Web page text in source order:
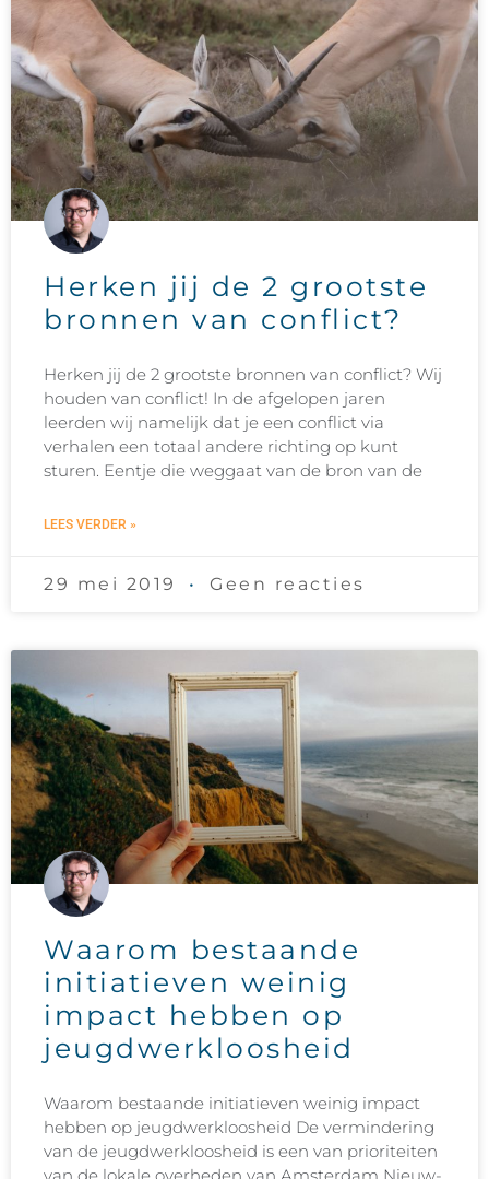
Herken jij de 2 grootste
bronnen van conflict?
Herken jij de 2 grootste bronnen van conflict? Wij
houden van conflict! In de afgelopen jaren
leerden wij namelijk dat je een conflict via
verhalen een totaal andere richting op kunt
sturen. Eentje die weggaat van de bron van de
LEES VERDER »
29 mei 2019 Geen reacties
Waarom bestaande
initiatieven weinig
impact hebben op
jeugdwerkloosheid
Waarom bestaande initiatieven weinig impact
hebben op jeugdwerkloosheid De vermindering
van de jeugdwerkloosheid is een van prioriteiten
van de lokale overheden van Amsterdam Nieuw-